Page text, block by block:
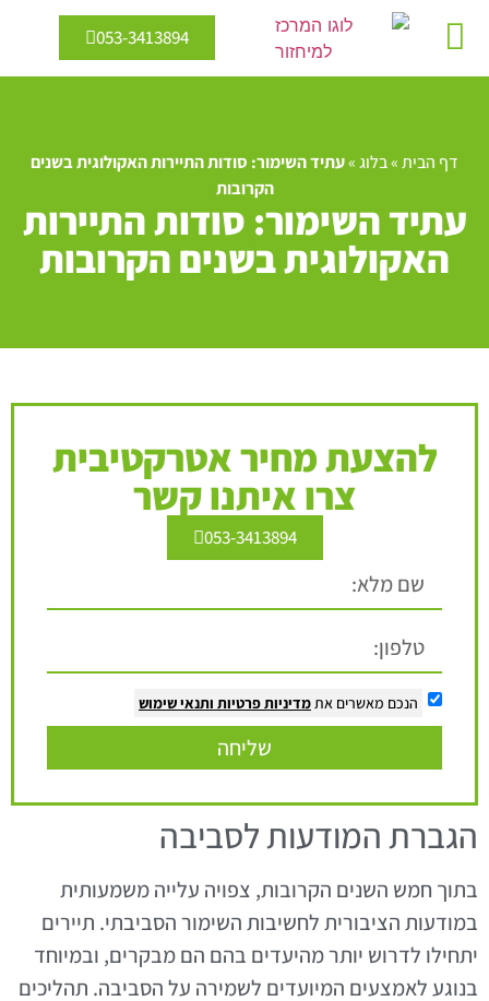
053-3413894
דף הבית»בלוג»עתיד השימור: סודות התיירות האקולוגית בשנים
הקרובות
עתיד השימור: סודות התיירות
האקולוגית בשנים הקרובות
להצעת מחיר אטרקטיבית
צרו איתנו קשר
053-3413894
הנכם מאשרים אתמדיניות פרטיות ותנאי שימוש
שליחה
הגברת המודעות לסביבה
בתוך חמש השנים הקרובות, צפויה עלייה משמעותית
במודעות הציבורית לחשיבות השימור הסביבתי. תיירים
יתחילו לדרוש יותר מהיעדים בהם הם מבקרים, ובמיוחד
בנוגע לאמצעים המיועדים לשמירה על הסביבה. תהליכים